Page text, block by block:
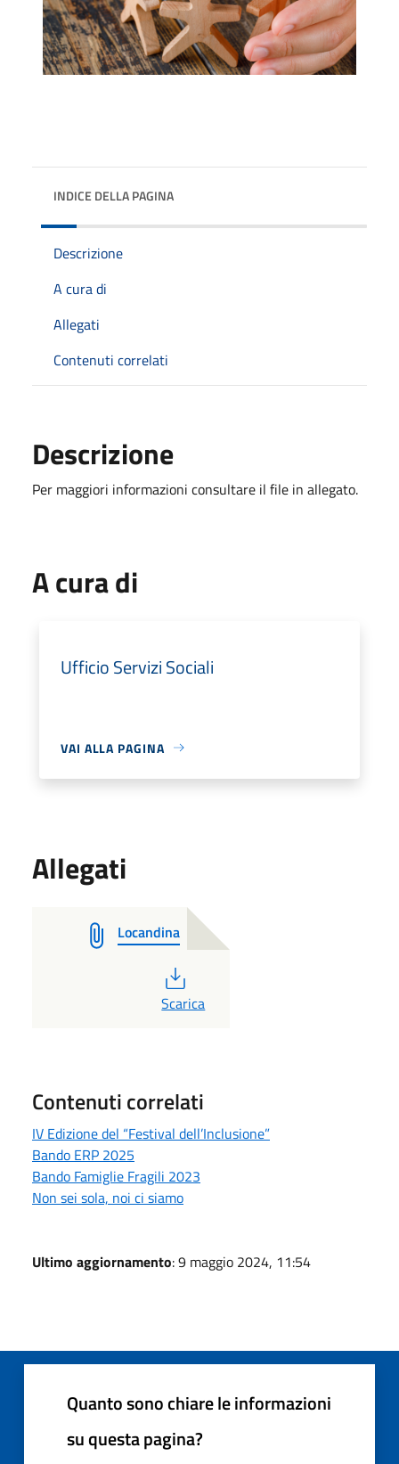
INDICE DELLA PAGINA
Descrizione
A cura di
Allegati
Contenuti correlati
Descrizione
Per maggiori informazioni consultare il file in allegato.
A cura di
Ufficio Servizi Sociali
VAI ALLA PAGINA
Allegati
Locandina
PDF
Scarica
Contenuti correlati
IV Edizione del “Festival dell’Inclusione”
Bando ERP 2025
Bando Famiglie Fragili 2023
Non sei sola, noi ci siamo
Ultimo aggiornamento: 9 maggio 2024, 11:54
Quanto sono chiare le informazioni
su questa pagina?